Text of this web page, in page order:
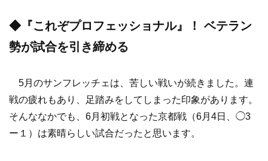
◆『これぞプロフェッショナル』！ ベテラン
勢が試合を引き締める
5月のサンフレッチェは、苦しい戦いが続きました。連
戦の疲れもあり、足踏みをしてしまった印象があります。
そんななかでも、6月初戦となった京都戦（6月4日、◯3
ー１）は素晴らしい試合だったと思います。